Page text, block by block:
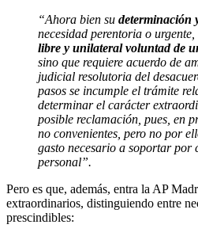
“Ahora bien su determinación
necesidad perentoria o urgente,
libre y unilateral voluntad de
sino que requiere acuerdo de
judicial resolutoria del
pasos se incumple el trámite
determinar el carácter
posible reclamación, pues, en
no convenientes, pero no por
gasto necesario a soportar por
personal”.
Pero es que, además, entra la AP
extraordinarios, distinguiendo entre
prescindibles: